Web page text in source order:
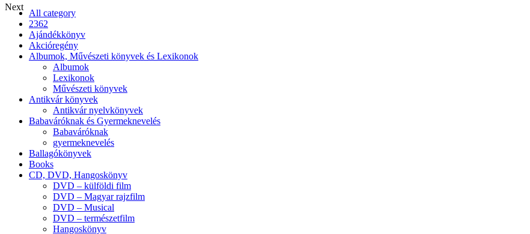
Next
All category
2362
Ajándékkönyv
Akcióregény
Albumok, Művészeti könyvek és Lexikonok
Albumok
Lexikonok
Művészeti könyvek
Antikvár könyvek
Antikvár nyelvkönyvek
Babaváróknak és Gyermeknevelés
Babaváróknak
gyermeknevelés
Ballagókönyvek
Books
CD, DVD, Hangoskönyv
DVD – külföldi film
DVD – Magyar rajzfilm
DVD – Musical
DVD – természetfilm
Hangoskönyv